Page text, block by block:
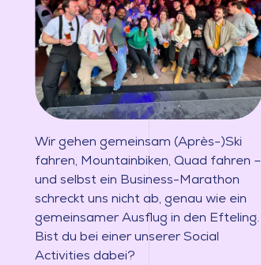
Wir gehen gemeinsam (Après-)Ski
fahren, Mountainbiken, Quad fahren –
und selbst ein Business-Marathon
schreckt uns nicht ab, genau wie ein
gemeinsamer Ausflug in den Efteling.
Bist du bei einer unserer Social
Activities dabei?